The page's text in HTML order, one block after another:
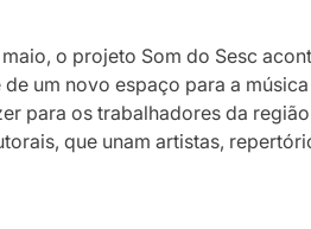
o projeto Som do Sesc
de um novo espaço para a
para os trabalhadores da
que unam artistas,